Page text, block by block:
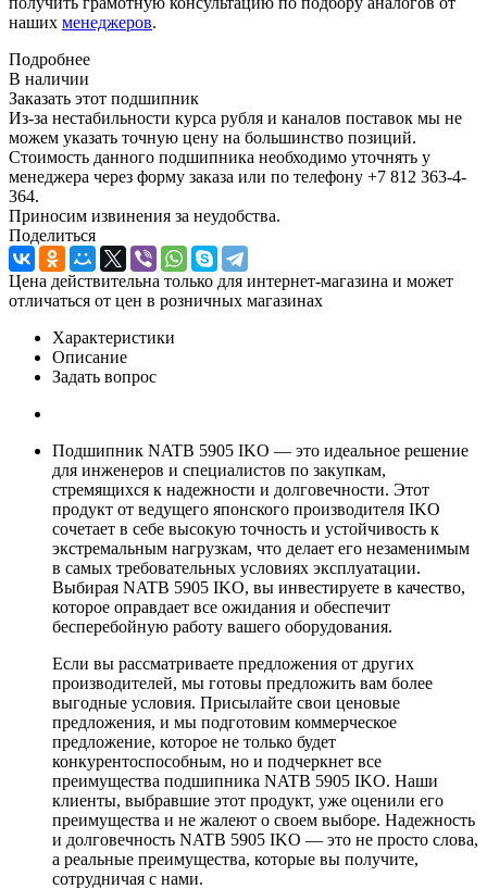
наших менеджеров.
Подробнее
В наличии
Заказать этот подшипник
Из-за нестабильности курса рубля и каналов поставок мы не
можем указать точную цену на большинство позиций.
Стоимость данного подшипника необходимо уточнять у
менеджера через форму заказа или по телефону +7 812 363-4-
364.
Приносим извинения за неудобства.
Поделиться
Цена действительна только для интернет-магазина и может
отличаться от цен в розничных магазинах
Характеристики
Описание
Задать вопрос
Подшипник NATB 5905 IKO — это идеальное решение
для инженеров и специалистов по закупкам,
стремящихся к надежности и долговечности. Этот
продукт от ведущего японского производителя IKO
сочетает в себе высокую точность и устойчивость к
экстремальным нагрузкам, что делает его незаменимым
в самых требовательных условиях эксплуатации.
Выбирая NATB 5905 IKO, вы инвестируете в качество,
которое оправдает все ожидания и обеспечит
бесперебойную работу вашего оборудования.
Если вы рассматриваете предложения от других
производителей, мы готовы предложить вам более
выгодные условия. Присылайте свои ценовые
предложения, и мы подготовим коммерческое
предложение, которое не только будет
конкурентоспособным, но и подчеркнет все
преимущества подшипника NATB 5905 IKO. Наши
клиенты, выбравшие этот продукт, уже оценили его
преимущества и не жалеют о своем выборе. Надежность
и долговечность NATB 5905 IKO — это не просто слова,
а реальные преимущества, которые вы получите,
сотрудничая с нами.